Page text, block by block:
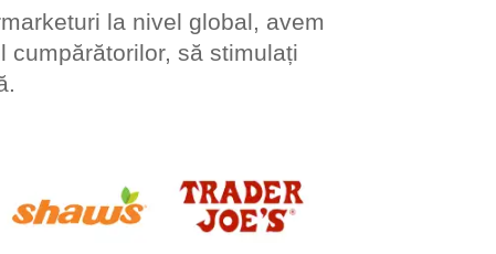
la nivel global, avem
cumpărătorilor, să stimulați